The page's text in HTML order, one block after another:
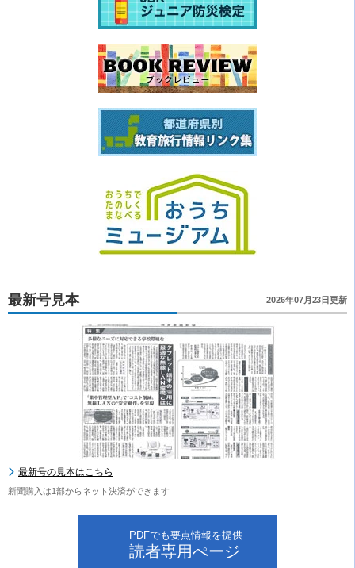
最新号見本 2026年07月23日更新
最新号の見本はこちら
新聞購入は1部からネット決済ができます
PDFでも要点情報を提供
読者専用ぺージ